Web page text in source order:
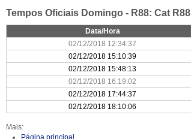
Tempos Oficiais Domingo - R88: Cat R88
Data/Hora
02/12/2018 12:34:37
02/12/2018 15:10:39
02/12/2018 15:48:13
02/12/2018 16:19:02
02/12/2018 17:44:37
02/12/2018 18:10:06
Mais:
Página principal